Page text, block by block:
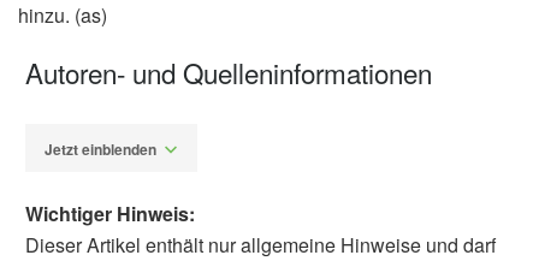
hinzu. (as)
Autoren- und Quelleninformationen
Jetzt einblenden
Wichtiger Hinweis:
Dieser Artikel enthält nur allgemeine Hinweise und darf